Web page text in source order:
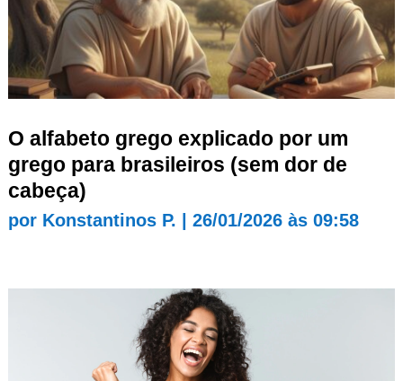
O alfabeto grego explicado por um
grego para brasileiros (sem dor de
cabeça)
por Konstantinos P. 26/01/2026 às 09:58